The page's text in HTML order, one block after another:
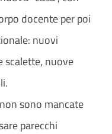
docente per poi
nuovi
scalette, nuove
sono mancate
parecchi